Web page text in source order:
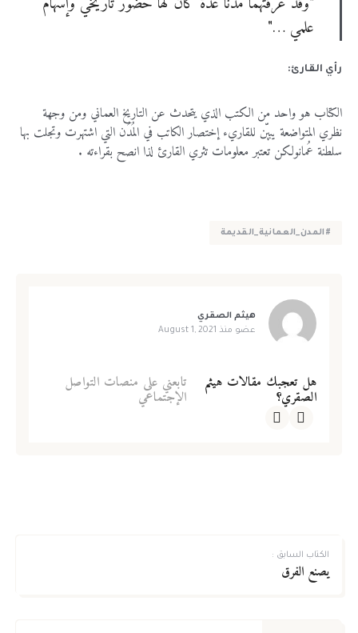
علمي …"
رأي القارئ:
الكتاب هوواحد من الكتب الذي يتحدث عن التاريخالعماني ومن وجهة
نظري المتواضعة يبيّن للقاريء إختصارالكاتب في المُدُنالتي اشتهرت وتجلت بها
سلطنة عُمانولكن تعتبرمعلومات تثري القارئ لذا انصحبقراءته .
#المدن_العمانية_القديمة
هيثم الصقري
عضو منذ August 1, 2021
هل تعجبك مقالات هيثم
الصقري؟
تابعني على منصات التواصل
الإجتماعي
الكتاب السابق :
يصنع الفرق